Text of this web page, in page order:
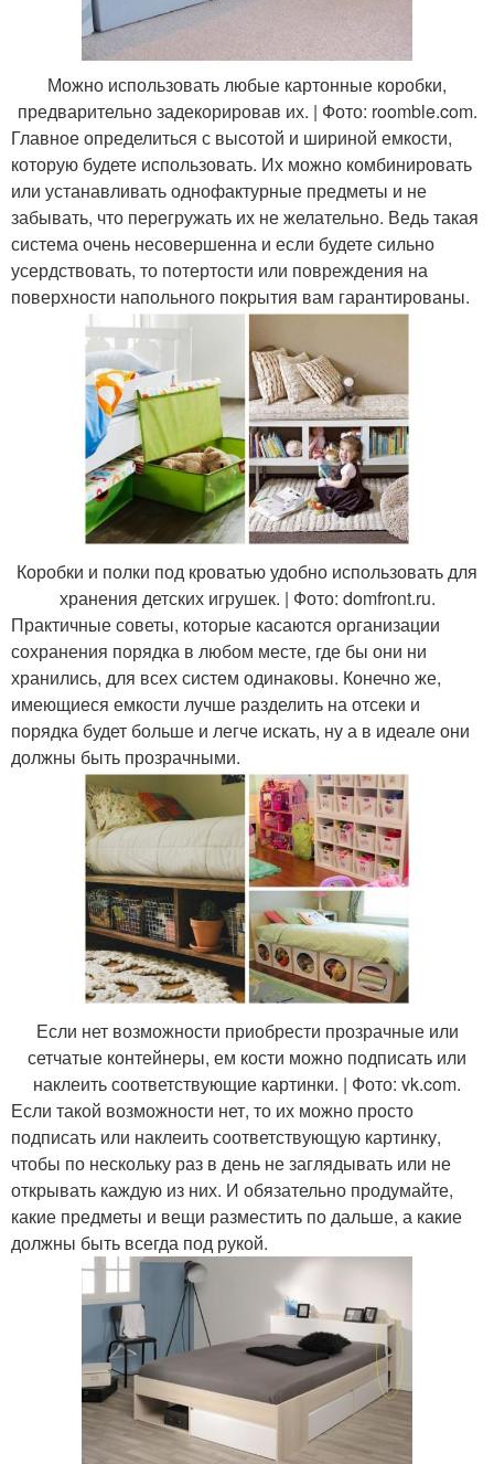
Можно использовать любые картонные коробки,
предварительно задекорировав их. | Фото: roomble.com.
Главное определиться с высотой и шириной емкости,
которую будете использовать. Их можно комбинировать
или устанавливать однофактурные предметы и не
забывать, что перегружать их не желательно. Ведь такая
система очень несовершенна и если будете сильно
усердствовать, то потертости или повреждения на
поверхности напольного покрытия вам гарантированы.
Коробки и полки под кроватью удобно использовать для
хранения детских игрушек. | Фото: domfront.ru.
Практичные советы, которые касаются организации
сохранения порядка в любом месте, где бы они ни
хранились, для всех систем одинаковы. Конечно же,
имеющиеся емкости лучше разделить на отсеки и
порядка будет больше и легче искать, ну а в идеале они
должны быть прозрачными.
Если нет возможности приобрести прозрачные или
сетчатые контейнеры, ем кости можно подписать или
наклеить соответствующие картинки. | Фото: vk.com.
Если такой возможности нет, то их можно просто
подписать или наклеить соответствующую картинку,
чтобы по нескольку раз в день не заглядывать или не
открывать каждую из них. И обязательно продумайте,
какие предметы и вещи разместить по дальше, а какие
должны быть всегда под рукой.